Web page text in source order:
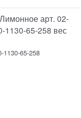
арт. 02-
1130-65-258 вес
1130-65-258